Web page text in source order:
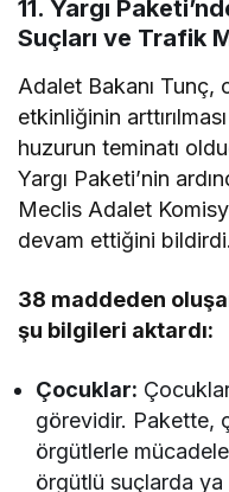
11. Yargı
Suçları ve Trafik
Adalet Bakanı Tunç,
etkinliğinin
huzurun teminatı
Yargı Paketi’nin
Meclis Adalet
devam ettiğini bildirdi.
38 maddeden
şu bilgileri aktardı:
Çocuklar:
görevidir. Pakette,
örgütlerle mücadele
örgütlü suçlarda